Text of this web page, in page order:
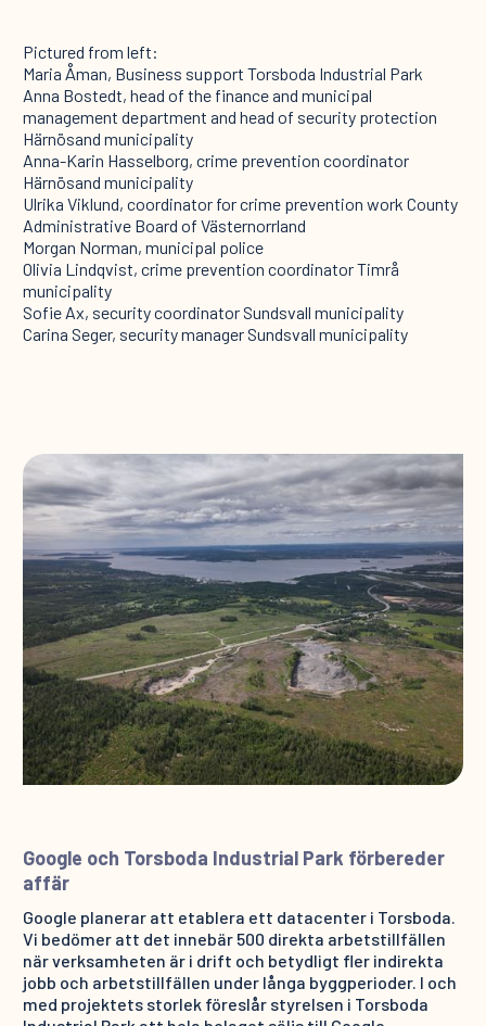
Pictured from left:
Maria Åman, Business support Torsboda Industrial Park
Anna Bostedt, head of the finance and municipal
management department and head of security protection
Härnösand municipality
Anna-Karin Hasselborg, crime prevention coordinator
Härnösand municipality
Ulrika Viklund, coordinator for crime prevention work County
Administrative Board of Västernorrland
Morgan Norman, municipal police
Olivia Lindqvist, crime prevention coordinator Timrå
municipality
Sofie Ax, security coordinator Sundsvall municipality
Carina Seger, security manager Sundsvall municipality
Google och Torsboda Industrial Park förbereder
affär
Google planerar att etablera ett datacenter i Torsboda.
Vi bedömer att det innebär 500 direkta arbetstillfällen
när verksamheten är i drift och betydligt fler indirekta
jobb och arbetstillfällen under långa byggperioder. I och
med projektets storlek föreslår styrelsen i Torsboda